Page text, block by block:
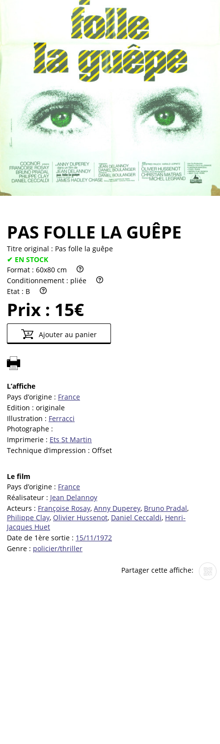
PAS FOLLE LA GUÊPE
Titre original : Pas folle la guêpe
✔ EN STOCK
Format : 60x80 cm
Conditionnement : pliée
Etat : B
Prix : 15€
Ajouter au panier
L’affiche
Pays d’origine : France
Edition : originale
Illustration : Ferracci
Photographe :
Imprimerie : Ets St Martin
Technique d’impression : Offset
Le film
Pays d’origine : France
Réalisateur : Jean Delannoy
Acteurs : Françoise Rosay, Anny Duperey, Bruno Pradal,
Philippe Clay, Olivier Hussenot, Daniel Ceccaldi, Henri-
Jacques Huet
Date de 1ère sortie : 15/11/1972
Genre : policier/thriller
Partager cette affiche: